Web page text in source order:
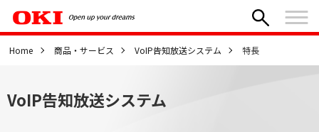
Home 商品・サービス VoIP告知放送システム 特長
VoIP告知放送システム